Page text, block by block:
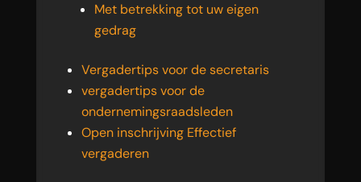
Met betrekking tot uw eigen
gedrag
Vergadertips voor de secretaris
vergadertips voor de
ondernemingsraadsleden
Open inschrijving Effectief
vergaderen